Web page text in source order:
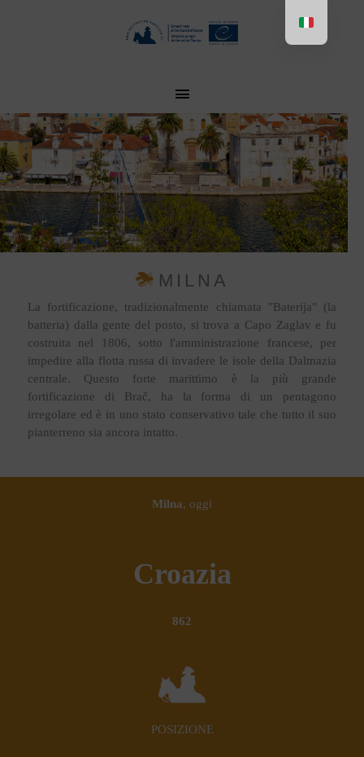
MENU
PRINCIPAL
MILNA
La fortificazione, tradizionalmente chiamata "Baterija" (la
batteria) dalla gente del posto, si trova a Capo Zaglav e fu
costruita nel 1806, sotto l'amministrazione francese, per
impedire alla flotta russa di invadere le isole della Dalmazia
centrale. Questo forte marittimo è la più grande
fortificazione di Brač, ha la forma di un pentagono
irregolare ed è in uno stato conservativo tale che tutto il suo
pianterreno sia ancora intatto.
Milna, oggi
Croazia
862
POSIZIONE